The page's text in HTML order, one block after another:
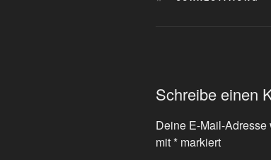
Schreibe einen
Deine E-Mail-
mit* markiert